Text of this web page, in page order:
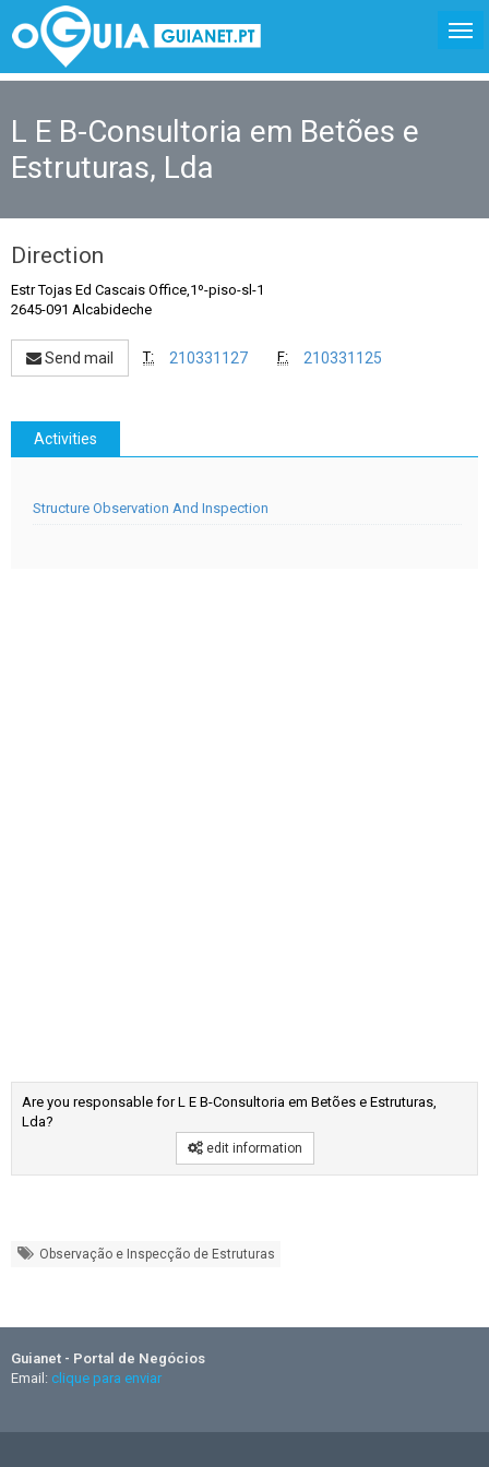
L E B-Consultoria em Betões e
Estruturas, Lda
Direction
Estr Tojas Ed Cascais Office,1º-piso-sl-1
2645-091 Alcabideche
Send mail T: 210331127 F: 210331125
Activities
Structure Observation And Inspection
Are you responsable for L E B-Consultoria em Betões e Estruturas,
Lda?
edit information
Observação e Inspecção de Estruturas
Guianet - Portal de Negócios
Email: clique para enviar